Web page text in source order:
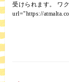
受けられます。 ワ
url="https://